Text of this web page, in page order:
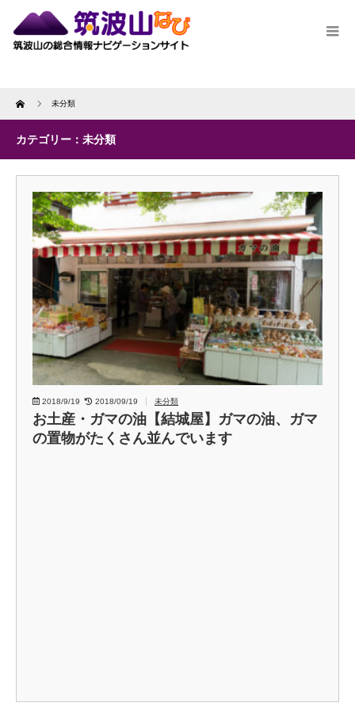
Home 未分類
カテゴリー：未分類
2018/9/19 2018/09/19 未分類
お土産・ガマの油【結城屋】ガマの油、ガマ
の置物がたくさん並んでいます